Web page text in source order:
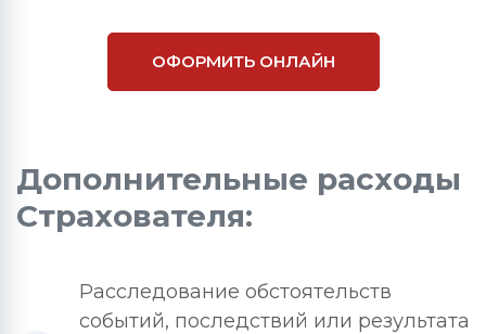
ОФОРМИТЬ ОНЛАЙН
Дополнительные расходы
Страхователя:
Расследование обстоятельств
событий, последствий или результата